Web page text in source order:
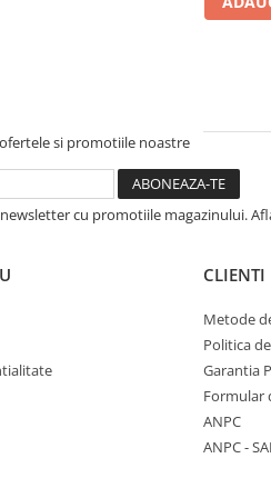
si promotiile noastre
cu promotiile magazinului.
CLIENTI
Metode
Politica
Garantia
Formular
ANPC
ANPC -